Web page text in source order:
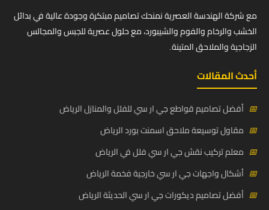
مع شركة الهندسة العصرية نمنحك تصاميم مبتكرة وجودة عالية في بدائل
الخشب والرخام والفوم والشيبورد، مع حلول عصرية للجبس والمجالس
الزجاجية والملاحق المتينة.
أحدث المقالات
📅 أفضل تصاميم قواطع جي ار سي للفلل والمنازل الرياض
📅 مقاول توسيعة ملاحق اسمنت بورد الرياض
📅 معلم تركيب نقش جي ار سي فلل في الرياض
📅 أشكال واجهات جي ار سي خارجية فخمة الرياض
📅 أفضل تصاميم ديكورات جي ار سي الحديثة الرياض